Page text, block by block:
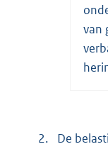
van
2.
De